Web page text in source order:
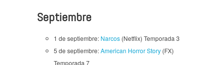
Septiembre
1 de septiembre: Narcos(Netflix) Temporada 3
5 de septiembre:American Horror Story(FX)
Temporada 7